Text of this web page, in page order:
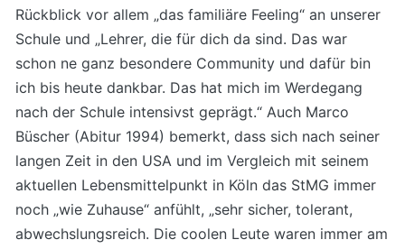
Rückblick vor allem „das familiäre Feeling“ an unserer
Schule und „Lehrer, die für dich da sind. Das war
schon ne ganz besondere Community und dafür bin
ich bis heute dankbar. Das hat mich im Werdegang
nach der Schule intensivst geprägt.“ Auch Marco
Büscher (Abitur 1994) bemerkt, dass sich nach seiner
langen Zeit in den USA und im Vergleich mit seinem
aktuellen Lebensmittelpunkt in Köln das StMG immer
noch „wie Zuhause“ anfühlt, „sehr sicher, tolerant,
abwechslungsreich. Die coolen Leute waren immer am